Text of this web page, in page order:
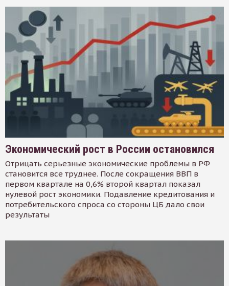
Экономический рост в России остановился
Отрицать серьезные экономические проблемы в РФ
становится все труднее. После сокращения ВВП в
первом квартале на 0,6% второй квартал показал
нулевой рост экономики. Подавление кредитования и
потребительского спроса со стороны ЦБ дало свои
результаты